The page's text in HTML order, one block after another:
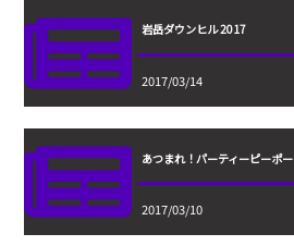
岩岳ダウンヒル 2017
2017/03/14
あつまれ！パーティーピーポー
2017/03/10